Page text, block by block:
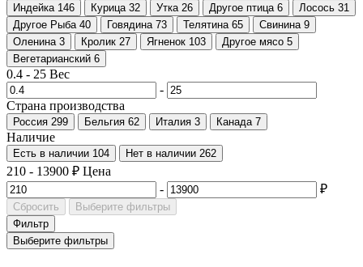
Индейка 146 Курица 32 Утка 26 Другое птица 6 Лосось 31
Другое Рыба 40 Говядина 73 Телятина 65 Свинина 9
Оленина 3 Кролик 27 Ягненок 103 Другое мясо 5
Вегетарианский 6
0.4 - 25 Вес
-
Страна производства
Россия 299 Бельгия 62 Италия 3 Канада 7
Наличие
Есть в наличии 104 Нет в наличии 262
210 - 13900 ₽ Цена
-
₽
Сбросить
Выберите фильтры
Фильтр
Выберите фильтры